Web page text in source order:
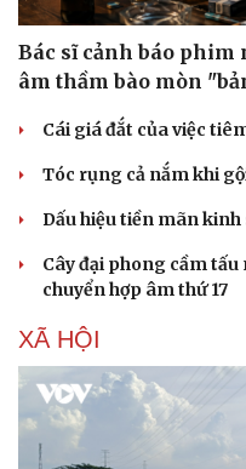
Bác sĩ cảnh báo phim
âm thầm bào mòn
Cái giá đắt của việc
Tóc rụng cả nắm khi
Dấu hiệu tiền mãn
Cây đại phong cầm
chuyển hợp âm thứ 17
XÃ HỘI